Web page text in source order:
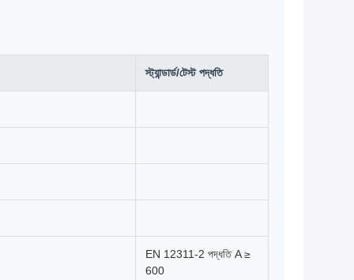
স্ট্যান্ডার্ড/টেস্ট পদ্ধতি
EN 12311-2 পদ্ধতি A ≥
600